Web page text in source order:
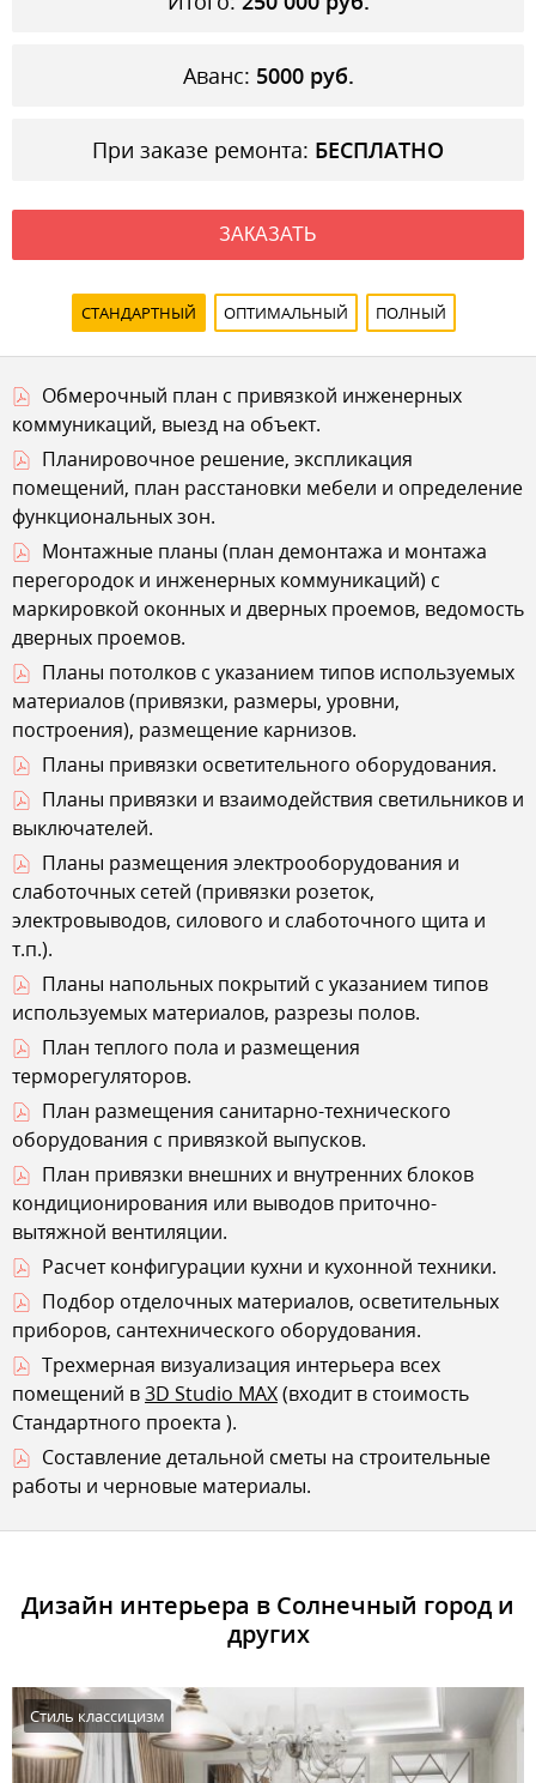
Аванс: 5000 руб.
При заказе ремонта: БЕСПЛАТНО
ЗАКАЗАТЬ
СТАНДАРТНЫЙ ОПТИМАЛЬНЫЙ ПОЛНЫЙ
Обмерочный план с привязкой инженерных
коммуникаций, выезд на объект.
Планировочное решение, экспликация
помещений, план расстановки мебели и определение
функциональных зон.
Монтажные планы (план демонтажа и монтажа
перегородок и инженерных коммуникаций) с
маркировкой оконных и дверных проемов, ведомость
дверных проемов.
Планы потолков с указанием типов используемых
материалов (привязки, размеры, уровни,
построения), размещение карнизов.
Планы привязки осветительного оборудования.
Планы привязки и взаимодействия светильников и
выключателей.
Планы размещения электрооборудования и
слаботочных сетей (привязки розеток,
электровыводов, силового и слаботочного щита и
т.п.).
Планы напольных покрытий с указанием типов
используемых материалов, разрезы полов.
План теплого пола и размещения
терморегуляторов.
План размещения санитарно-технического
оборудования с привязкой выпусков.
План привязки внешних и внутренних блоков
кондиционирования или выводов приточно-
вытяжной вентиляции.
Расчет конфигурации кухни и кухонной техники.
Подбор отделочных материалов, осветительных
приборов, сантехнического оборудования.
Трехмерная визуализация интерьера всех
помещений в3D Studio MAX(входит в стоимость
Стандартного проекта ).
Составление детальной сметы на строительные
работы и черновые материалы.
Дизайн интерьера в Солнечный город и
других
Стиль классицизм